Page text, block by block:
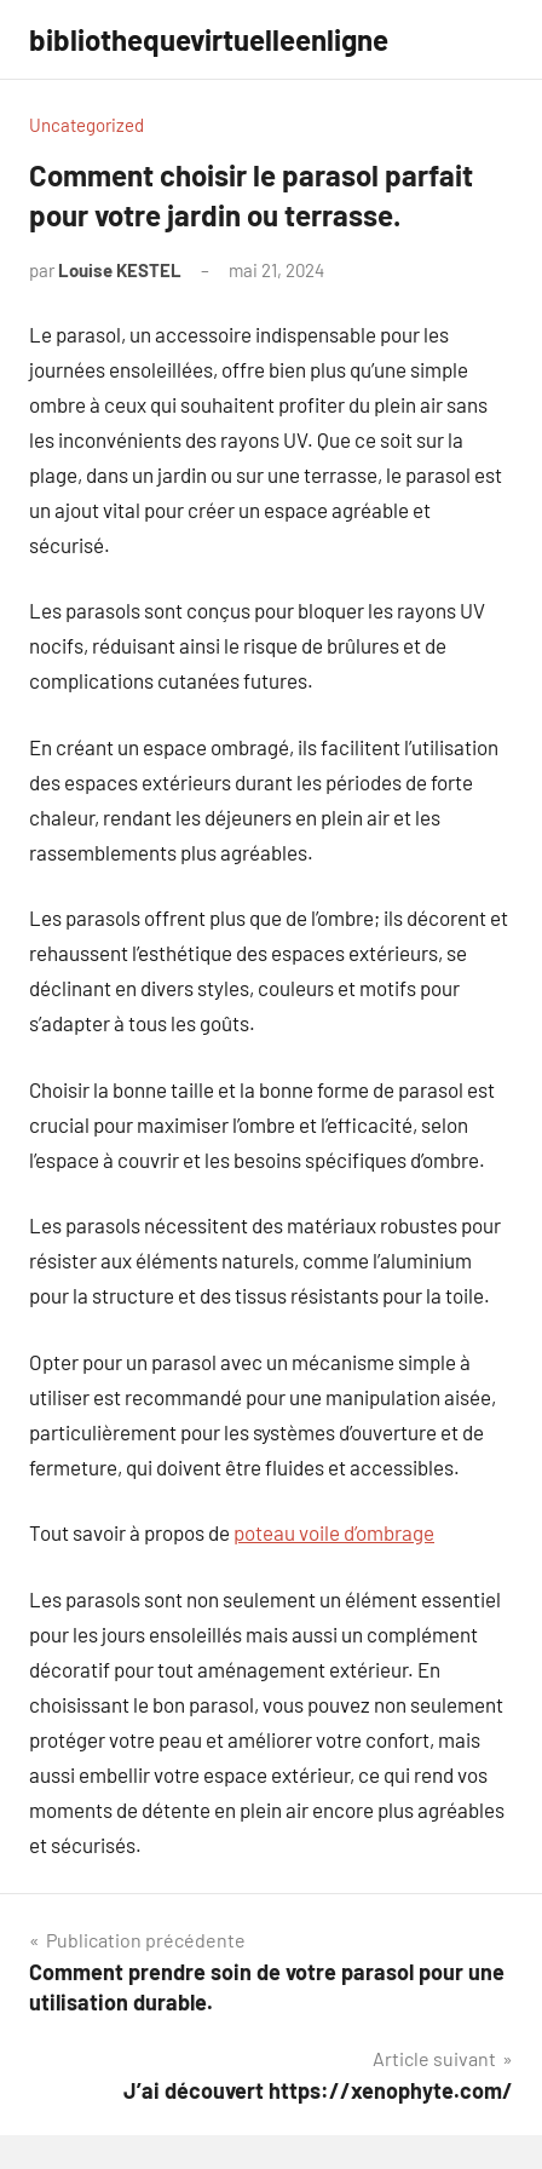
contenu
bibliothequevirtuelleenligne
Uncategorized
Comment choisir le parasol parfait
pour votre jardin ou terrasse.
par Louise KESTEL mai 21, 2024
Le parasol, un accessoire indispensable pour les
journées ensoleillées, offre bien plus qu’une simple
ombre à ceux qui souhaitent profiter du plein air sans
les inconvénients des rayons UV. Que ce soit sur la
plage, dans un jardin ou sur une terrasse, le parasol est
un ajout vital pour créer un espace agréable et
sécurisé.
Les parasols sont conçus pour bloquer les rayons UV
nocifs, réduisant ainsi le risque de brûlures et de
complications cutanées futures.
En créant un espace ombragé, ils facilitent l’utilisation
des espaces extérieurs durant les périodes de forte
chaleur, rendant les déjeuners en plein air et les
rassemblements plus agréables.
Les parasols offrent plus que de l’ombre; ils décorent et
rehaussent l’esthétique des espaces extérieurs, se
déclinant en divers styles, couleurs et motifs pour
s’adapter à tous les goûts.
Choisir la bonne taille et la bonne forme de parasol est
crucial pour maximiser l’ombre et l’efficacité, selon
l’espace à couvrir et les besoins spécifiques d’ombre.
Les parasols nécessitent des matériaux robustes pour
résister aux éléments naturels, comme l’aluminium
pour la structure et des tissus résistants pour la toile.
Opter pour un parasol avec un mécanisme simple à
utiliser est recommandé pour une manipulation aisée,
particulièrement pour les systèmes d’ouverture et de
fermeture, qui doivent être fluides et accessibles.
Tout savoir à propos de poteau voile d’ombrage
Les parasols sont non seulement un élément essentiel
pour les jours ensoleillés mais aussi un complément
décoratif pour tout aménagement extérieur. En
choisissant le bon parasol, vous pouvez non seulement
protéger votre peau et améliorer votre confort, mais
aussi embellir votre espace extérieur, ce qui rend vos
moments de détente en plein air encore plus agréables
et sécurisés.
Navigation
de
Publication précédente
Comment prendre soin de votre parasol pour une
utilisation durable.
Article suivant
J’ai découvert https://xenophyte.com/